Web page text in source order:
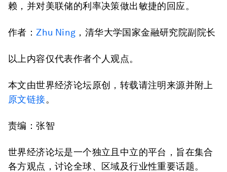
赖，并对美联储的利率决策做出敏捷的回应。
作者：Zhu Ning ，清华大学国家金融研究院副院长
以上内容仅代表作者个人观点。
本文由世界经济论坛原创，转载请注明来源并附上
原文链接。
责编：张智
世界经济论坛是一个独立且中立的平台，旨在集合
各方观点，讨论全球、区域及行业性重要话题。